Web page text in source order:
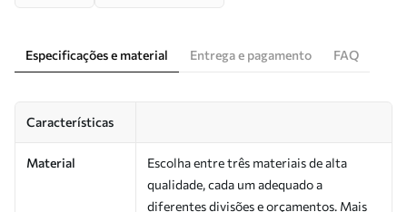
Especificações e material Entrega e pagamento FAQ
Características
Material
Escolha entre três materiais de alta
qualidade, cada um adequado a
diferentes divisões e orçamentos. Mais